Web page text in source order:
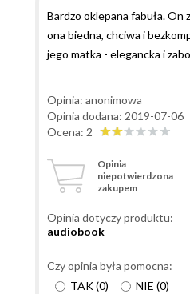
Bardzo oklepana fabuła. On
ona biedna, chciwa i
jego matka - elegancka i
wojenka między paniami o
ale niewiele akcji. Nie
zakończenie nie zaskoczyło.
Opinia: anonimowa
Opinia dodana: 2019-07-06
Ocena: 2
Opinia
niepotwierdzona
zakupem
Opinia dotyczy produktu:
audiobook
Czy opinia była pomocna:
TAK(0) NIE (0)